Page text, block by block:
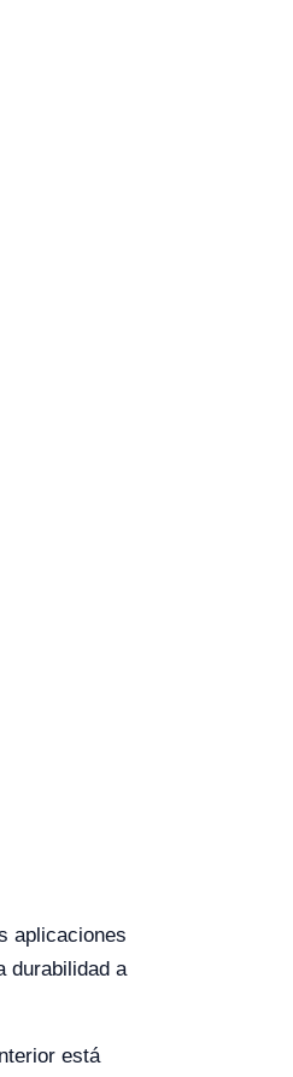
aplicaciones
durabilidad a
está